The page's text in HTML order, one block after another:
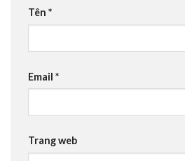
Tên *
Email *
Trang web